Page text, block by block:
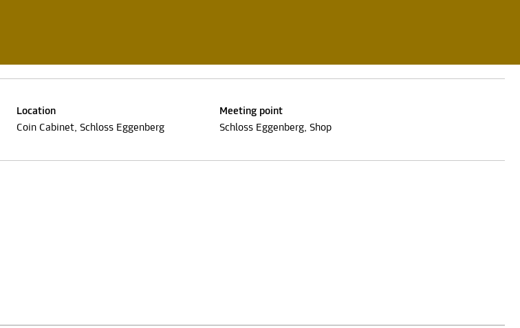
Location
Coin Cabinet, Schloss Eggenberg
Meeting point
Schloss Eggenberg, Shop